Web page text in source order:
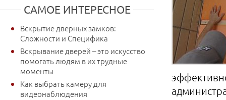
САМОЕ ИНТЕРЕСНОЕ
Вскрытие дверных замков:
Сложности и Специфика
Вскрывание дверей – это искусство
помогать людям в их трудные
моменты
Как выбрать камеру для
видеонаблюдения